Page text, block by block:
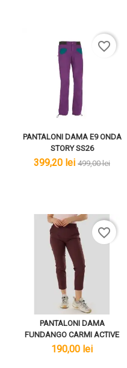
PANTALONI DAMA E9 ONDA
STORY SS26
lei
399,20 lei lei
499,00 lei
favorite_border
PANTALONI DAMA
FUNDANGO CARMI ACTIVE
lei
190,00 lei
favorite_border